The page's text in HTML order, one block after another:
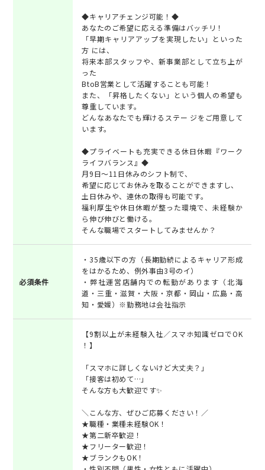
◆キャリアチェンジ可能！◆
あなたのご希望に応える準備はバッチリ！
「早期キャリアアップを実現したい」といった
方 には、
将来本部スタッフや、新事業部として立ち上が
った
BtoB営業として活躍することも可能！
また、「昇格したくない」という個人の希望も
尊重しています。
どんなあなたでも輝けるステー ジをご用意して
います。
◆プライベートも充実できる休日休暇『ワーク
ライフバランス』◆
月9日～11日休みのシフト制で、
希望に応じてお休みを取ることができますし、
土日休みや、連休の取得も可能です。
福利厚生や休日休暇が整った環境で、未経験か
ら伸び伸びと働ける。
そんな職場でスタートしてみませんか？
必須条件
・35歳以下の方（長期勤続によるキャリア形成
をはかるため、例外事由3号のイ）
・弊社運営店舗内での転勤があります（北海
道・三重・滋賀・大阪・京都・岡山・広島・高
知・愛媛）※勤務地は会社指示
【9割以上が未経験入社／スマホ知識ゼロでOK
！】
「スマホに詳しくないけど大丈夫？」
「接客は初めて…」
そんな方も大歓迎です✨
＼こんな方、ぜひご応募ください！／
★職種・業種未経験OK！
★第二新卒歓迎！
★フリーター歓迎！
★ブランクもOK！